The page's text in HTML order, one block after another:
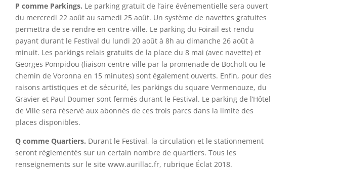
P comme Parkings. Le parking gratuit de l’aire événementielle sera ouvert
du mercredi 22 août au samedi 25 août. Un système de navettes gratuites
permettra de se rendre en centre-ville. Le parking du Foirail est rendu
payant durant le Festival du lundi 20 août à 8h au dimanche 26 août à
minuit. Les parkings relais gratuits de la place du 8 mai (avec navette) et
Georges Pompidou (liaison centre-ville par la promenade de Bocholt ou le
chemin de Voronna en 15 minutes) sont également ouverts. Enfin, pour des
raisons artistiques et de sécurité, les parkings du square Vermenouze, du
Gravier et Paul Doumer sont fermés durant le Festival. Le parking de l’Hôtel
de Ville sera réservé aux abonnés de ces trois parcs dans la limite des
places disponibles.
Q comme Quartiers. Durant le Festival, la circulation et le stationnement
seront réglementés sur un certain nombre de quartiers. Tous les
renseignements sur le site www.aurillac.fr, rubrique Éclat 2018.